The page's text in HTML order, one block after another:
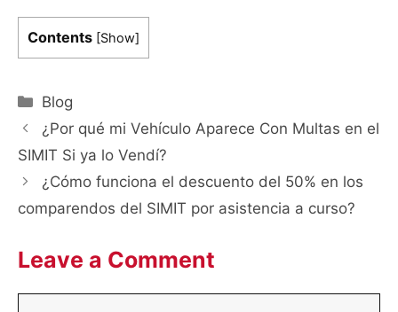
Contents [Show]
Categories
Blog
¿Por qué mi Vehículo Aparece Con Multas en el
SIMIT Si ya lo Vendí?
¿Cómo funciona el descuento del 50% en los
comparendos del SIMIT por asistencia a curso?
Leave a Comment